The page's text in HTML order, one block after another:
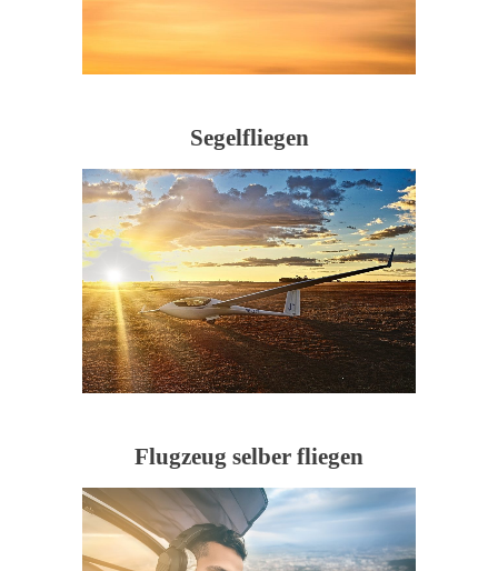
Segelfliegen
Flugzeug selber fliegen